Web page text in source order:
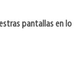
pantallas en lo